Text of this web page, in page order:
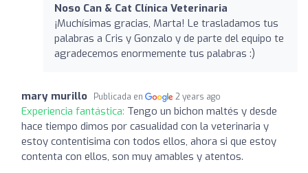
Noso Can & Cat Clínica Veterinaria
¡Muchísimas gracias, Marta! Le trasladamos tus
palabras a Cris y Gonzalo y de parte del equipo te
agradecemos enormemente tus palabras :)
mary murillo Publicada en 2 years ago
Experiencia fantástica: Tengo un bichon maltés y desde
hace tiempo dimos por casualidad con la veterinaria y
estoy contentisima con todos ellos, ahora si que estoy
contenta con ellos, son muy amables y atentos.